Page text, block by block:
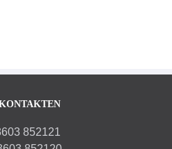
852121